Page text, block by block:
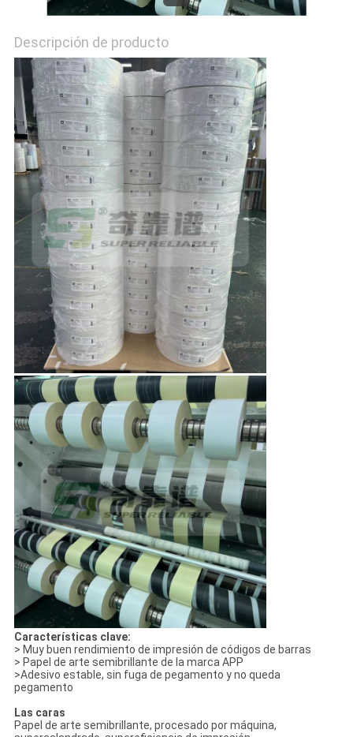
PIDA
UNA
CITA
MAPA
DEL
SITIO
PRIVACY
POLICY
Descripción de producto
Características clave:
> Muy buen rendimiento de impresión de códigos de barras
> Papel de arte semibrillante de la marca APP
>Adesivo estable, sin fuga de pegamento y no queda
pegamento
Las caras
Papel de arte semibrillante, procesado por máquina,